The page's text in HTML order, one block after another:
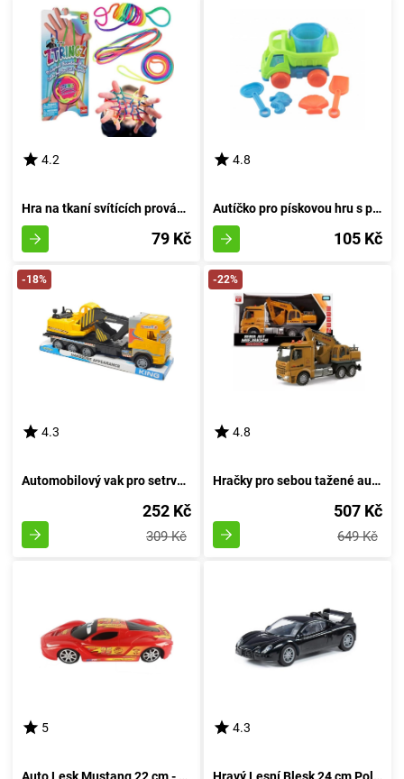
4.2
Hra na tkaní svítících provázků v oblouku
79 Kč
4.8
Autíčko pro pískovou hru s příslušenstvím 16 cm
105 Kč
-18%
4.3
Automobilový vak pro setrvačník
252 Kč
309 Kč
-22%
4.8
Hračky pro sebou tažené autíčka
507 Kč
649 Kč
5 4.3